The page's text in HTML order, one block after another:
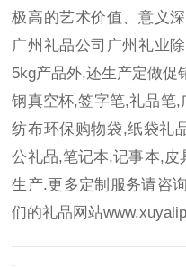
极高的艺术价值、意义
广州礼品公司广州礼业
5kg产品外,还生产定做促
钢真空杯,签字笔,礼品笔
纺布环保购物袋,纸袋礼
公礼品,笔记本,记事本,皮
生产.更多定制服务请咨
们的礼品网站
-